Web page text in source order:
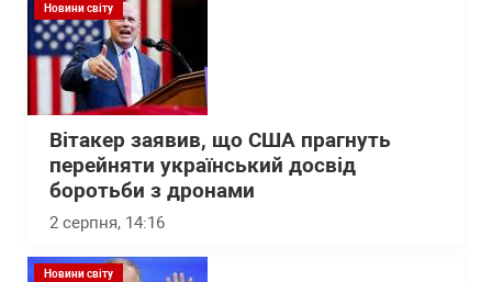
Новини світу
Вітакер заявив, що США прагнуть
перейняти український досвід
боротьби з дронами
2 серпня, 14:16
Новини світу